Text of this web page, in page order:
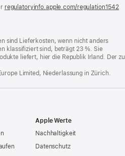
regulatoryinfo.apple.com/regulation1542
sind Lieferkosten, wenn nicht anders
klassifiziert sind, beträgt 23 %. Sie
liefert, hier die Republik Irland. Der zu
Limited, Niederlassung in Zürich.
Apple Werte
Nachhaltigkeit
Datenschutz